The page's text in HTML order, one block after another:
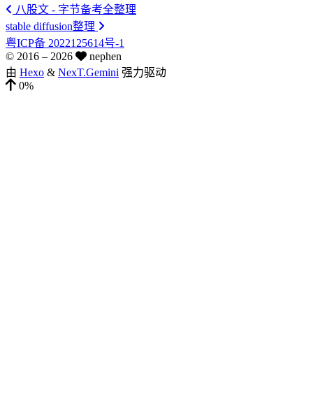
八股文 - 字节备考全整理
stable diffusion整理
粤ICP备 2022125614号-1
© 2016 – 2026
nephen
由 Hexo & NexT.Gemini 强力驱动
0%